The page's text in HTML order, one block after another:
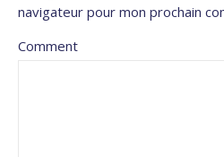
navigateur pour mon prochain
Comment